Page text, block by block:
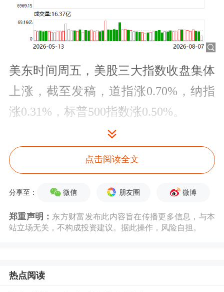
美东时间周五，美股三大指数收盘集体
上涨，截至发稿，道指涨0.70%，纳指
涨0.31%，标普500指数涨0.50%。
点击阅读全文
分享至： 微信 朋友圈 微博
郑重声明： 东方财富发布此内容旨在传播更多信息，与本
站立场无关，不构成投资建议。据此操作，风险自担。
热点阅读